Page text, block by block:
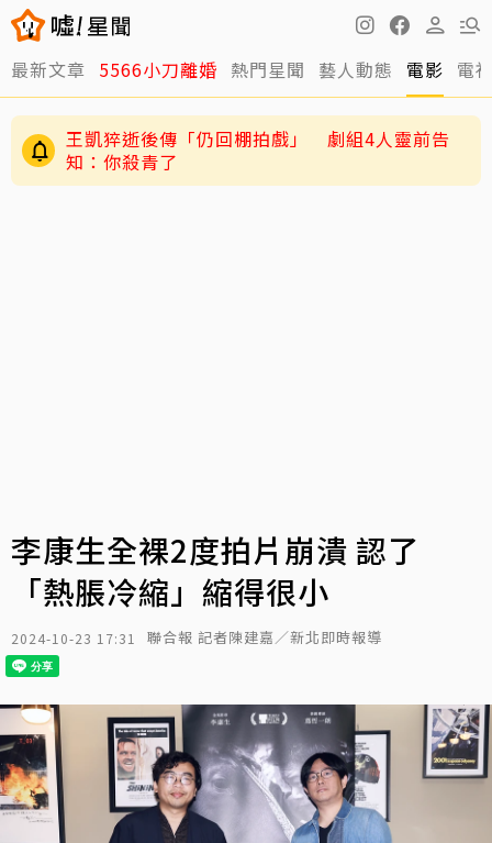
最新文章 5566小刀離婚 熱門星聞 藝人動態 電影 電
王凱猝逝後傳「仍回棚拍戲」 劇組4人靈前告
知：你殺青了
李康生全裸2度拍片崩潰 認了
「熱脹冷縮」縮得很小
2024-10-23 17:31 聯合報 記者陳建嘉／新北即時報導